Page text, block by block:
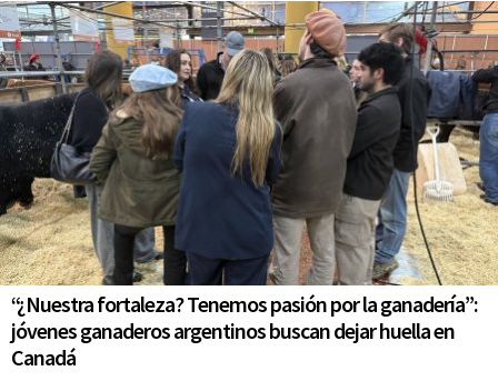
“¿Nuestra fortaleza? Tenemos pasión por la ganadería”:
jóvenes ganaderos argentinos buscan dejar huella en
Canadá